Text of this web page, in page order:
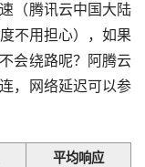
（腾讯云中国大陆
不用担心），如果
会绕路呢？阿腾云
，网络延迟可以参
平均响应